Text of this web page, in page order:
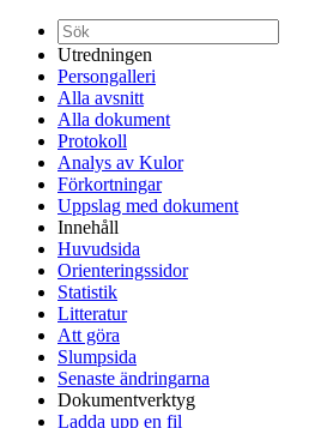
Utredningen
Persongalleri
Alla avsnitt
Alla dokument
Protokoll
Analys av Kulor
Förkortningar
Uppslag med dokument
Innehåll
Huvudsida
Orienteringssidor
Statistik
Litteratur
Att göra
Slumpsida
Senaste ändringarna
Dokumentverktyg
Ladda upp en fil